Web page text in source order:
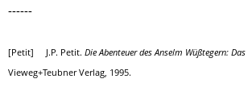
------
[Petit] J.P. Petit. Die Abenteuer des Anselm Wüßtegern:
Vieweg+Teubner Verlag, 1995.